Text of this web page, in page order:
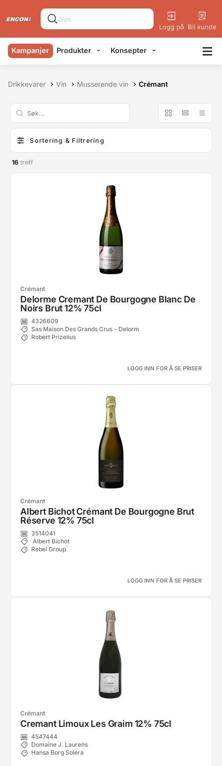
Logg på Bli kunde
Kampanjer Produkter Konsepter
Drikkevarer Vin Musserende vin Crémant
Sortering & Filtrering
16 treff
Crémant
Delorme Cremant De Bourgogne Blanc De
Noirs Brut 12% 75cl
4326609
Sas Maison Des Grands Crus - Delorm
Robert Prizelius
LOGG INN FOR Å SE PRISER
Crémant
Albert Bichot Crémant De Bourgogne Brut
Réserve 12% 75cl
3514041
Albert Bichot
Rebel Group
LOGG INN FOR Å SE PRISER
Crémant
Cremant Limoux Les Graim 12% 75cl
4547444
Domaine J. Laurens
Hansa Borg Solera